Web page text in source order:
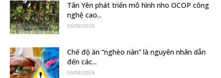
Tân Yên phát triển mô hình nho OCOP công
nghệ cao...
06/08/2026
Chế độ ăn “nghèo nàn” là nguyên nhân dẫn
đến các...
06/08/2026